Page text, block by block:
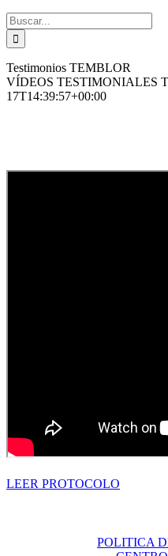
Buscar:
Testimonios TEMBLOR
VÍDEOS TESTIMONIALES
17T14:39:57+00:00
LEER PROTOCOLO
POLITICA